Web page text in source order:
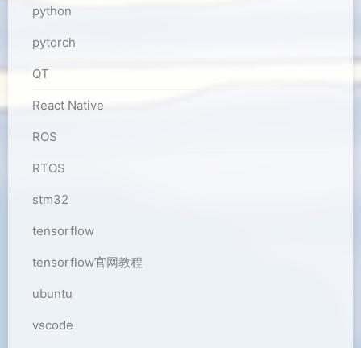
python
pytorch
QT
React Native
ROS
RTOS
stm32
tensorflow
tensorflow官网教程
ubuntu
vscode